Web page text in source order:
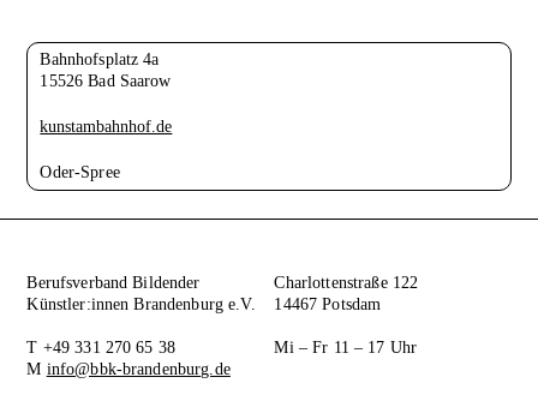
Bahnhofsplatz 4a
15526 Bad Saarow
kunstambahnhof.de
Oder-Spree
Berufsverband Bildender
Künstler:innen Brandenburg e.V.
T +49 331 270 65 38
M info@bbk-brandenburg.de
Charlottenstraße 122
14467 Potsdam
Mi – Fr 11 – 17 Uhr